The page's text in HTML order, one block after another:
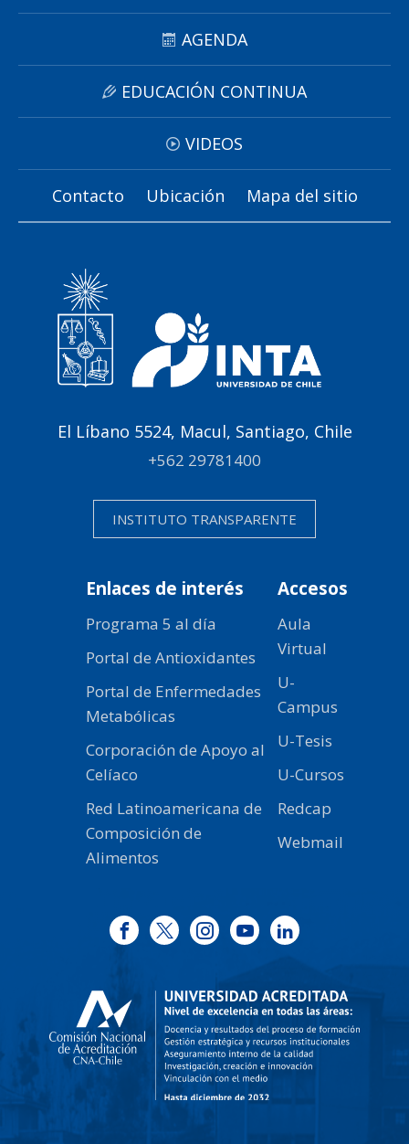
AGENDA
EDUCACIÓN CONTINUA
VIDEOS
Contacto Ubicación Mapa del sitio
El Líbano 5524, Macul, Santiago, Chile
+562 29781400
INSTITUTO TRANSPARENTE
Enlaces de interés
Programa 5 al día
Portal de Antioxidantes
Portal de Enfermedades
Metabólicas
Corporación de Apoyo al
Celíaco
Red Latinoamericana de
Composición de
Alimentos
Accesos
Aula
Virtual
U-
Campus
U-Tesis
U-Cursos
Redcap
Webmail